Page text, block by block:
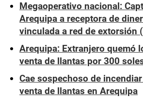
Megaoperativo nacional:
Arequipa a receptora de
vinculada a red de extorsión
Arequipa: Extranjero quemó
venta de llantas por 300
Cae sospechoso de
venta de llantas en Arequipa